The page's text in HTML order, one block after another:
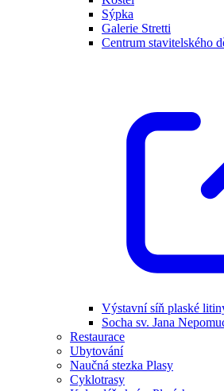
Sýpka
Galerie Stretti
Centrum stavitelského
Výstavní síň plaské
Socha sv. Jana
Restaurace
Ubytování
Naučná stezka Plasy
Cyklotrasy